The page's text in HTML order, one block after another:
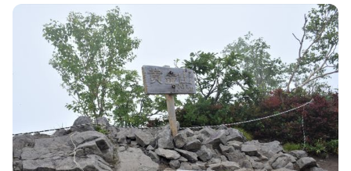
は360度の大パノラマが広がります。 このコースは、旧道と新道
の2つのルートがあり、旧道は急登が続くアスレチック感満載の道
です。特にロープ場が多く、両手両脚を使う場面も多いため、健
脚者向けと言えるでしょう。登りは旧道から、下りは新道を選ぶ
のが定番のようです。新道は整備が行き届いており、比較的楽に
下山できますが、急な場所にはロープや梯子も設置されています
ので、注意が必要です。 登山者たちの体験談からは、山頂の景色
の素晴らしさが強調されています。特に晴れた日には、浜益方面
や日本海の美しい眺望が楽しめます。登頂後には、周辺の温泉で
のリラックスもおすすめです。浜益温泉では、露天風呂からの景